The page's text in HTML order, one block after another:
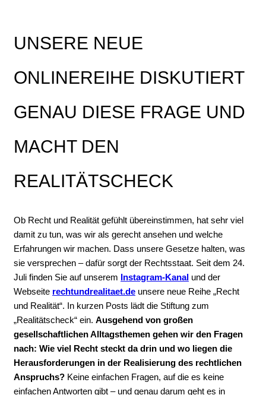
UNSERE NEUE
ONLINEREIHE DISKUTIERT
GENAU DIESE FRAGE UND
MACHT DEN
REALITÄTSCHECK
Ob Recht und Realität gefühlt übereinstimmen, hat sehr viel
damit zu tun, was wir als gerecht ansehen und welche
Erfahrungen wir machen. Dass unsere Gesetze halten, was
sie versprechen – dafür sorgt der Rechtsstaat. Seit dem 24.
Juli finden Sie auf unserem Instagram-Kanal und der
Webseite rechtundrealitaet.de unsere neue Reihe „Recht
und Realität“. In kurzen Posts lädt die Stiftung zum
„Realitätscheck“ ein. Ausgehend von großen
gesellschaftlichen Alltagsthemen gehen wir den Fragen
nach: Wie viel Recht steckt da drin und wo liegen die
Herausforderungen in der Realisierung des rechtlichen
Anspruchs? Keine einfachen Fragen, auf die es keine
einfachen Antworten gibt – und genau darum geht es in